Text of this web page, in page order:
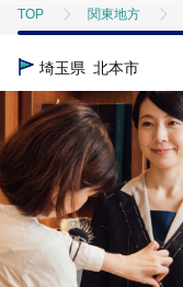
TOP 関東地方
TOP
ファッション
TOP ファッション
TOP ファッション
埼玉県 北本市